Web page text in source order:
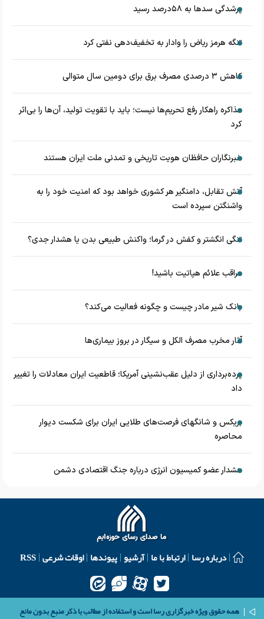
پرشدگی سدها به ۵۸درصد رسید
تنگه هرمز ریاض را وادار به تخفیف‌دهی نفتی کرد
کاهش ۳ درصدی مصرف برق برای دومین سال متوالی
مذاکره راهکار رفع تحریم‌ها نیست؛ باید با تقویت تولید، آن‌ها را بی‌اثر
کرد
خبرنگاران حافظان هویت تاریخی و تمدنی ملت ایران هستند
آتش تقابل، دامنگیر هر کشوری خواهد بود که امنیت خود را به
واشنگتن سپرده است
تنگی انگشتر و کفش در گرما؛ واکنش طبیعی بدن یا هشدار جدی؟
مراقب علائم هپاتیت باشید!
بانک شیر مادر چیست و چگونه فعالیت می‌کند؟
آثار مخرب مصرف الکل و سیگار در بروز بیماری‌ها
پرده‌برداری از دلیل عقب‌نشینی آمریکا؛ قاطعیت ایران معادلات را تغییر
داد
بریکس و شانگهای فرصت‌های طلایی ایران برای شکست دیوار
محاصره
هشدار عضو کمیسیون انرژی درباره جنگ اقتصادی دشمن
درباره رسا ارتباط با ما آرشیو پیوندها اوقات شرعی RSS
همه حقوق ویژه خبرگزاری رسا است و استفاده از مطالب با ذکر منبع بدون مانع